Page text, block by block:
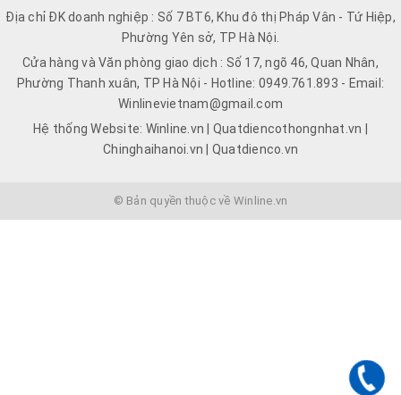
Địa chỉ ĐK doanh nghiệp : Số 7 BT6, Khu đô thị Pháp Vân - Tứ Hiệp,
Phường Yên sở, TP Hà Nội.
Cửa hàng và Văn phòng giao dịch : Số 17, ngõ 46, Quan Nhân,
Phường Thanh xuân, TP Hà Nội - Hotline: 0949.761.893 - Email:
Winlinevietnam@gmail.com
Hệ thống Website: Winline.vn | Quatdiencothongnhat.vn |
Chinghaihanoi.vn | Quatdienco.vn
© Bản quyền thuộc về Winline.vn